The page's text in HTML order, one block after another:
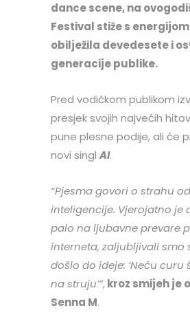
dance scene, na
Festival stiže s
obilježila devedesete i
generacije publike.
Pred vodičkom publikom
presjek svojih najvećih
pune plesne podije, ali će
novi singlAI.
“Pjesma govori o strahu
inteligencije. Vjerojatno je
palo na ljubavne prevare
interneta, zaljubljivali smo
došlo do ideje: ‘Neću curu
na struju’”,kroz smijeh je
Senna M.